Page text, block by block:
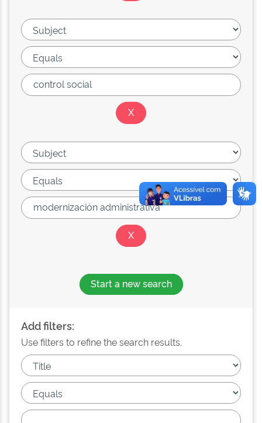
Start a new search
Add filters:
Use filters to refine the search results.